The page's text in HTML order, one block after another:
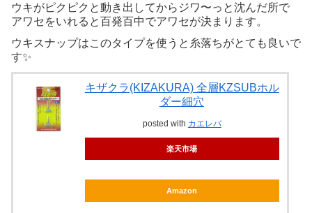
ウキがピクピクと動き出してからジワ〜っと沈んだ所で
アワセをいれると百発百中でアワセが決まります。
ウキスナップはこのタイプを使うと糸落ちがとても良いで
す✨
キザクラ(KIZAKURA) 全層KZSUBホル
ダー細穴
posted with カエレバ
楽天市場
Amazon